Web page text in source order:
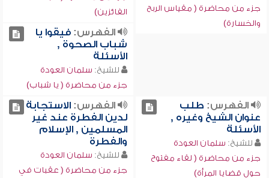
جزء من محاضرة ( مقياس الربح
والخسارة)
الفائزين)
الفهرس:فيقوا يا
شباب الصحوة ,
الأسئلة
للشيخ: سلمان العودة
جزء من محاضرة ( يا شباب)
الفهرس: طلب
عنوان الشيخ وغيره ,
الأسئلة
للشيخ: سلمان العودة
جزء من محاضرة ( لقاء مفتوح
حول قضايا المرأة)
الفهرس:الاستجابة
لدين الفطرة عند غير
المسلمين , الإسلام
والفطرة
للشيخ: سلمان العودة
جزء من محاضرة ( عقبات في